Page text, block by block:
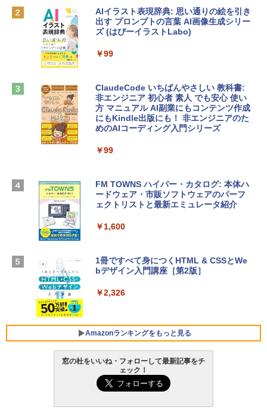
￥137,800
tomtoc 360°保護 15.6 16インチ パソコ
￥2,952
Apple 2026 MacBook Air M5チップ搭載
igence、13.6インチLiquid Retinaディ
ラ、Touch ID - スカイブルー + 3年延長
AppleCare+ for 13インチMacBook Air
(M5)|ダウンロード版
￥331,701
【Amazon.co.jp限定】 HP ノートパソコ
ン 15-fd 15.6インチ 16GBメモリ 512GB
SSD インテル Core 5
￥129,800
FMV ノートパソコン WE1-K3 (MS 365 P
ersonal/Copilotキー搭載/Win 11/15.6型/
Core i5/16GB/SSD 512GB/ホワイト) FM
VWK3E15W_AZ
￥119,800
Robloxギフトカード - 800 Robux 【限
定バーチャルアイテムを含む】 【オンラ
インゲームコード】 ロブロックス | オン
Microsoft Office Home & Business 202
4(最新 永続版)|オンラインコード版|Wind
ows11、10/mac対応|PC2台
定バーチャルアイテムを含む】 【オンラ
インゲームコード】 ロブロックス | オン
ラインコード版
￥3,200
Robloxギフトカード - 1000 Robux 【限
定バーチャルアイテムを含む】 【オンラ
ラインコード版
AIイラスト表現辞典: 思い通りの絵を引き
出す プロンプトの言葉 AI画像生成シリー
ズ (はぴーイラストLabo)
￥99
ClaudeCode いちばんやさしい 教科書:
非エンジニア 初心者 素人 でも安心 使い
方 マニュアル AI副業にもコンテンツ作成
にもKindle出版にも！ 非エンジニアのた
めのAIコーディング入門シリーズ
￥99
FM TOWNS ハイパー・カタログ: 本体ハ
ードウェア・市販ソフトウェアのパーフ
ェクトリストと最新エミュレータ紹介
￥1,600
1冊ですべて身につくHTML & CSSとWe
bデザイン入門講座［第2版］
￥2,326
Amazonランキングをもっと見る
Amazon Kindle Paperwhite (16GB) 7イ
ンチディスプレイ、色調調節ライト、12
窓の杜をいいね・フォローして最新記事をチ
ェック！